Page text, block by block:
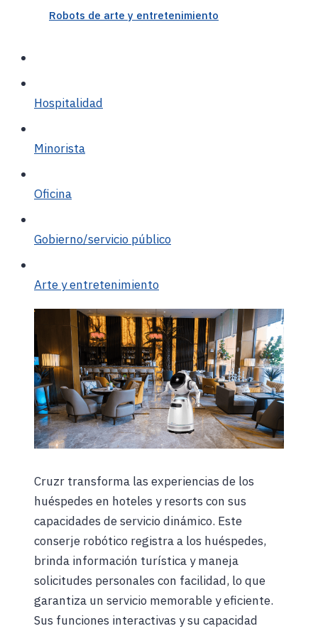
Robots de arte y entretenimiento
Hospitalidad
Minorista
Oficina
Gobierno/servicio público
Arte y entretenimiento
Cruzr transforma las experiencias de los
huéspedes en hoteles y resorts con sus
capacidades de servicio dinámico. Este
conserje robótico registra a los huéspedes,
brinda información turística y maneja
solicitudes personales con facilidad, lo que
garantiza un servicio memorable y eficiente.
Sus funciones interactivas y su capacidad